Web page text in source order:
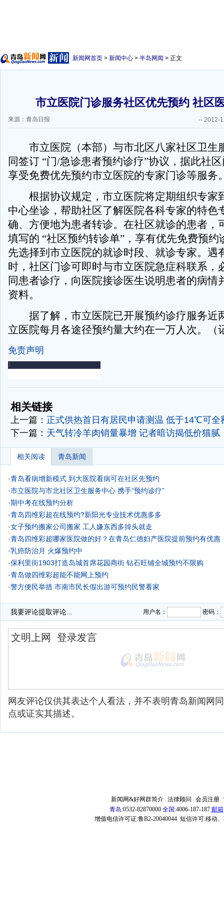
新闻网首页 > 新闻中心 > 半岛网闻 > 正文
市立医院门诊服务社区优先预约 社区
来源：青岛日报 -- 2012-
市立医院（本部）与市北区八家社区卫生
同签订 “门/急诊患者预约诊疗”协议，据此社
享受免费优先预约市立医院的专家门诊等服务
根据协议规定，市立医院将定期组织专家
中心坐诊，帮助社区了解医院各科专家的特色
确、方便地为患者转诊。在社区就诊的患者，
填写的 “社区预约转诊单”，享有优先免费预约
先选择到市立医院的就诊时段、就诊专家。遇
时，社区门诊可即时与市立医院急症科联系，
同患者诊疗，向医院接诊医生说明患者的病情
资料。
据了解，市立医院已开展预约诊疗服务近
立医院每月各途径预约量大约在一万人次。（
免责声明
-
相关链接
上一篇： 正式供热首日有居民申请测温 低于14℃可全
下一篇： 天气转冷羊肉销量暴增 记者暗访揭低价猫腻
相关阅读 青岛新闻
·青岛看病增新模式 到大医院看病可在社区先预约
·市立医院与市北社区卫生服务中心 携手“预约诊疗”
·期中考在线预约分析
·青岛四维彩超在线预约?新阳光专业技术优惠多多
·女子预约搬家公司搬家 工人嫌东西多掉头就走
·青岛四维彩超哪家医院做的好？在青岛仁德妇产医院提前预约有优惠
·乳癌防治月 火爆预约中
·保利里街1903打造岛城首席花园商街 钻石旺铺全城预约不限购
·青岛做四维彩超能不能网上预约
·警方便民举措 市南市民长假出游可预约民警看家
我要评论提取评论... 用户名： 密码：
网友评论仅供其表达个人看法，并不表明青岛新闻网
点或证实其描述。